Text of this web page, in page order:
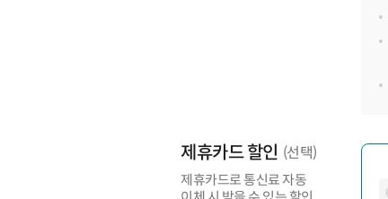
제휴카드 할인 (선택)
제휴카드로 통신료 자동